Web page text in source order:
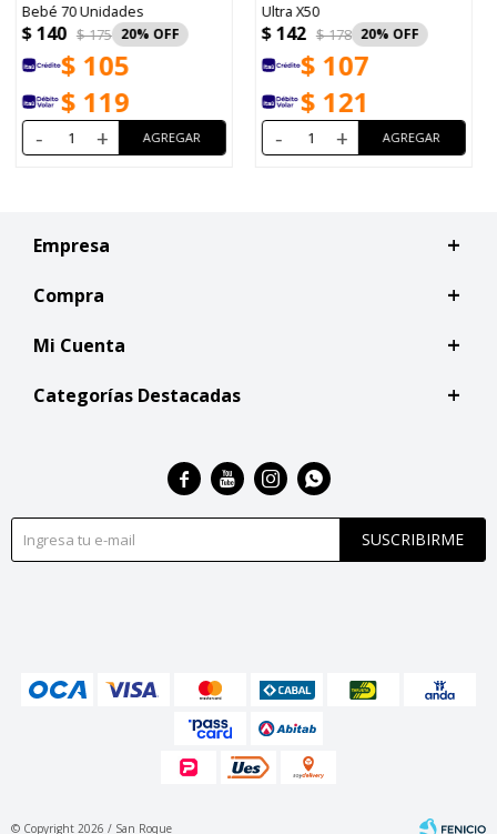
Ultra X50
$ 142 $178 20
$ 107
$ 121
Huggies Cuidado 4 en1 48
Unidades
$ 153 $192 20
$ 115
$ 130
Empresa
Compra
Mi Cuenta
Categorías Destacadas
SUSCRIBIRME
   
© Copyright 2026 / San Roque